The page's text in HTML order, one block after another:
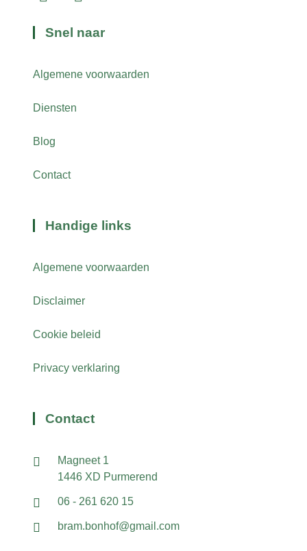
Snel naar
Algemene voorwaarden
Diensten
Blog
Contact
Handige links
Algemene voorwaarden
Disclaimer
Cookie beleid
Privacy verklaring
Contact
Magneet 1
1446 XD Purmerend
06 - 261 620 15
bram.bonhof@gmail.com